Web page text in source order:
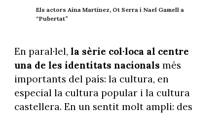
Els actors Aina Martínez, Ot Serra i Nael Gamell a
“Pubertat”
En paral·lel, la sèrie col·loca al centre
una de les identitats nacionals més
importants del país: la cultura, en
especial la cultura popular i la cultura
castellera. En un sentit molt ampli: des